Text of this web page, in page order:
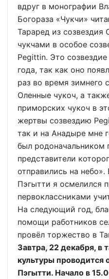
вдруг в монографии
Богораза «Чукчи»
Тараред из созвездия
чукчами в особое
Pegittin. Это
года, так как оно
раз во время зимнего
Оленные чукоч, а
приморских чукоч в
жертвы созвездию
так и на Анадыре мне
был родоначальником
представители
отправились на
Пэгытти я осмелился
первоклассниками
На следующий год,
помощи работников
провёл торжество в
Завтра, 22 декабря, в
культуры проводится
Пэгытти. Начало в